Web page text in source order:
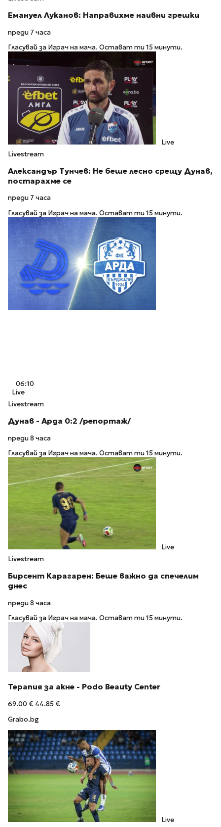
Емануел Луканов: Направихме наивни грешки
преди 7 часа
Гласувай за Играч на мача. Остават ти 15 минути.
Live
Livestream
Александър Тунчев: Не беше лесно срещу Дунав,
постарахме се
преди 7 часа
Гласувай за Играч на мача. Остават ти 15 минути.
06:10
Live
Livestream
Дунав - Арда 0:2 /репортаж/
преди 8 часа
Гласувай за Играч на мача. Остават ти 15 минути.
Live
Livestream
Бирсент Карагарен: Беше важно да спечелим
днес
преди 8 часа
Гласувай за Играч на мача. Остават ти 15 минути.
Терапия за акне - Podo Beauty Center
69.00 € 44.85 €
Grabo.bg
Live